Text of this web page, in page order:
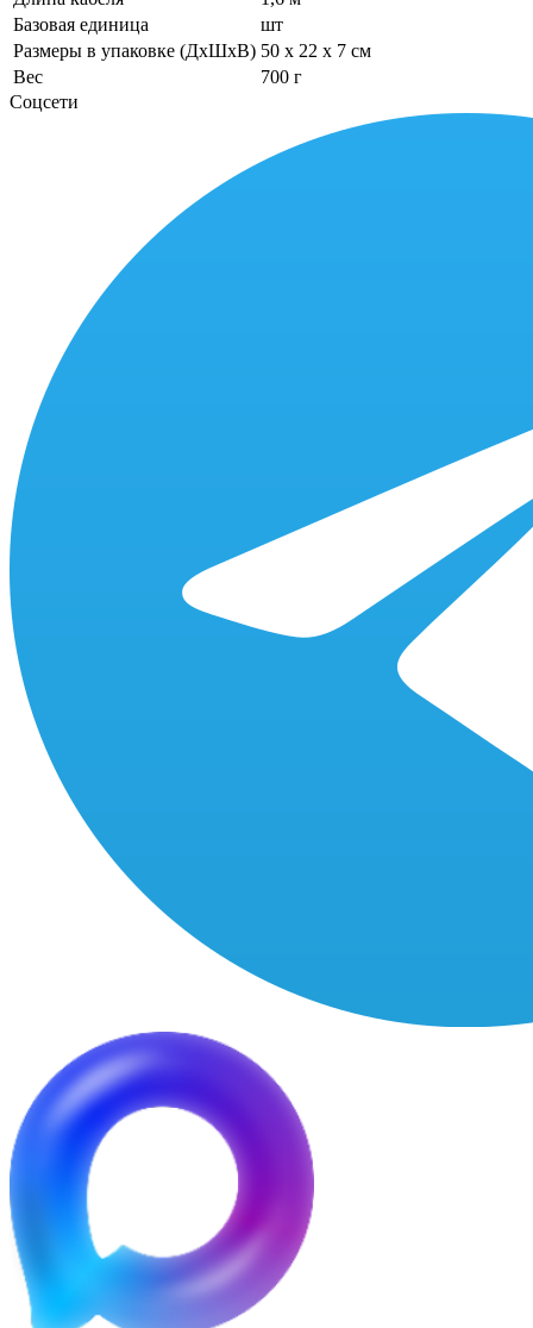
Базовая единица
шт
Размеры в упаковке (ДхШхВ) 50 x 22 x 7 см
Вес
700 г
Соцсети